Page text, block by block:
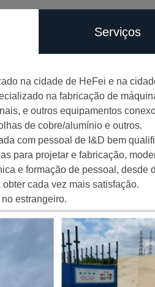
Serviços
na cidade de HeFei e na
na fabricação de
e outros equipamentos
de cobre/alumínio e outros.
com pessoal de I&D bem
para projetar e fabricação,
e formação de pessoal,
cada vez mais satisfação.
estrangeiro.